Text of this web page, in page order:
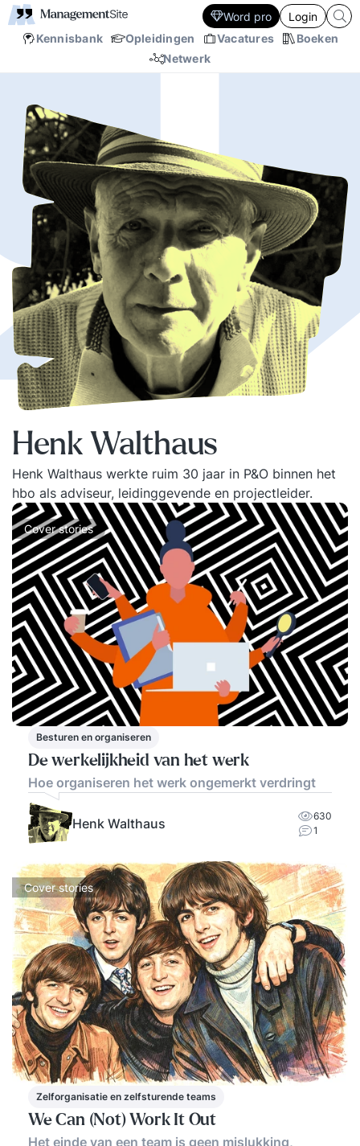
Kennisbank Opleidingen Vacatures
Boeken
Netwerk
Word pro Login
Henk Walthaus
Henk Walthaus werkte ruim 30 jaar in P&O binnen het
hbo als adviseur, leidinggevende en projectleider.
Cover stories
Besturen en organiseren
De werkelijkheid van het werk
Hoe organiseren het werk ongemerkt verdringt
Henk Walthaus
630
1
Cover stories
Zelforganisatie en zelfsturende teams
We Can (Not) Work It Out
Het einde van een team is geen mislukking,